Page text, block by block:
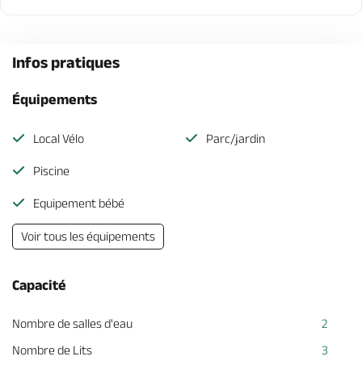
Infos pratiques
Équipements
Local Vélo Parc/jardin
Piscine
Equipement bébé
Voir tous les équipements
Capacité
Nombre de salles d'eau
2
Nombre de Lits
3